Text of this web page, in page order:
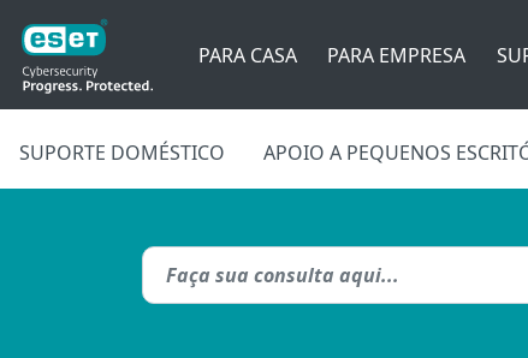
PARA CASA PARA EMPRESA
SUPORTE DOMÉSTICO APOIO A PEQUENOS